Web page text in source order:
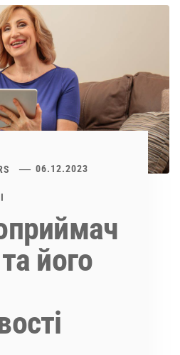
06.12.2023
його